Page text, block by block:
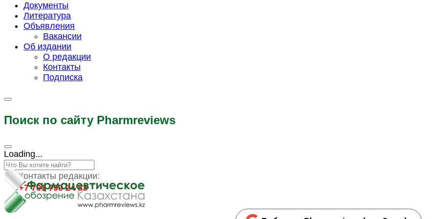
Документы
Литература
Объявления
Вакансии
Об издании
О редакции
Контакты
Подписка
Поиск по сайту Pharmreviews
Loading...
Контакты редакции:
+7 701 799 24 83